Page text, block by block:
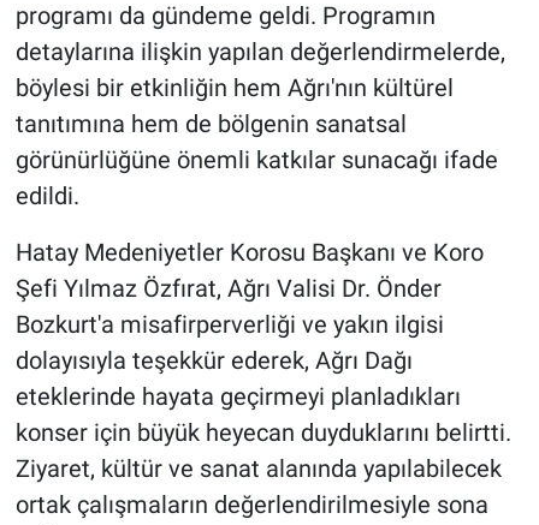
programı da gündeme geldi. Programın
detaylarına ilişkin yapılan değerlendirmelerde,
böylesi bir etkinliğin hem Ağrı'nın kültürel
tanıtımına hem de bölgenin sanatsal
görünürlüğüne önemli katkılar sunacağı ifade
edildi.
Hatay Medeniyetler Korosu Başkanı ve Koro
Şefi Yılmaz Özfırat, Ağrı Valisi Dr. Önder
Bozkurt'a misafirperverliği ve yakın ilgisi
dolayısıyla teşekkür ederek, Ağrı Dağı
eteklerinde hayata geçirmeyi planladıkları
konser için büyük heyecan duyduklarını belirtti.
Ziyaret, kültür ve sanat alanında yapılabilecek
ortak çalışmaların değerlendirilmesiyle sona